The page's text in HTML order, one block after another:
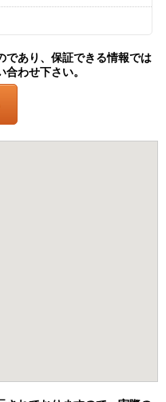
あり、保証できる情報では
わせ下さい。